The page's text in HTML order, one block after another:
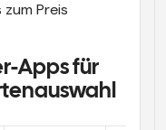
Preis
Apps für